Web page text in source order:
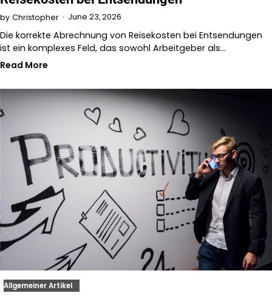
by Christopher June 23, 2026
Die korrekte Abrechnung von Reisekosten bei Entsendungen
ist ein komplexes Feld, das sowohl Arbeitgeber als…
Read More
Allgemeiner Artikel